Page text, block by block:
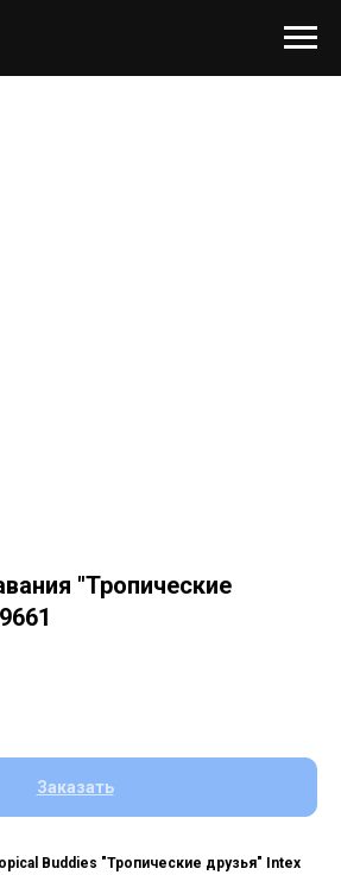
"Тропические
Заказать
Buddies "Тропические друзья" Intex